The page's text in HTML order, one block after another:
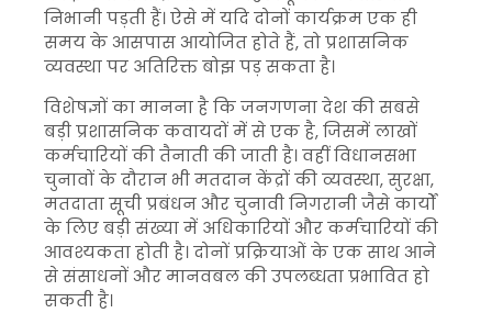
निभानी पड़ती हैं। ऐसे में यदि दोनों कार्यक्रम एक ही
समय के आसपास आयोजित होते हैं, तो प्रशासनिक
व्यवस्था पर अतिरिक्त बोझ पड़ सकता है।
विशेषज्ञों का मानना है कि जनगणना देश की सबसे
बड़ी प्रशासनिक कवायदों में से एक है, जिसमें लाखों
कर्मचारियों की तैनाती की जाती है। वहीं विधानसभा
चुनावों के दौरान भी मतदान केंद्रों की व्यवस्था, सुरक्षा,
मतदाता सूची प्रबंधन और चुनावी निगरानी जैसे कार्यों
के लिए बड़ी संख्या में अधिकारियों और कर्मचारियों की
आवश्यकता होती है। दोनों प्रक्रियाओं के एक साथ आने
से संसाधनों और मानवबल की उपलब्धता प्रभावित हो
सकती है।